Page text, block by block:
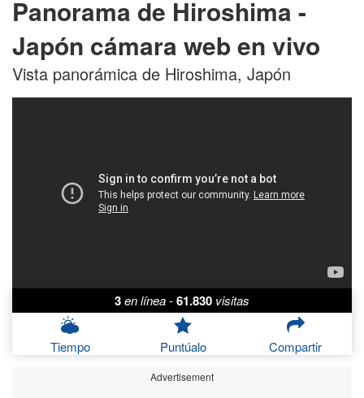
Panorama de Hiroshima -
Japón cámara web en vivo
Vista panorámica de Hiroshima, Japón
3en línea-61.830 visitas
Tiempo Puntúalo Compartir
Advertisement